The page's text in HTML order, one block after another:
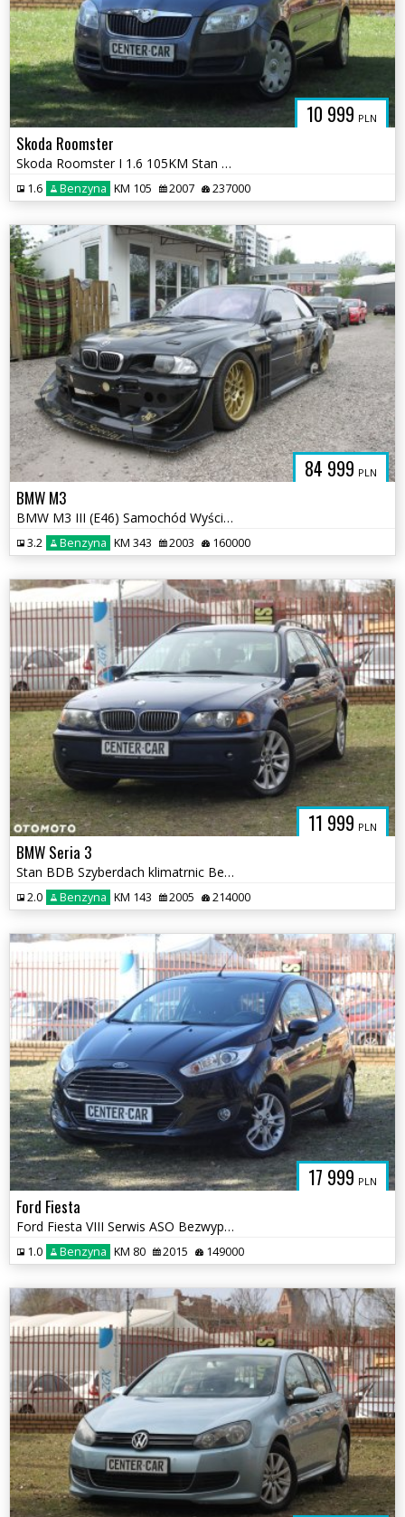
10 999 PLN
Skoda Roomster
Skoda Roomster I 1.6 105KM Stan BDB Grzane Fotele Udokumentowany Stan
1.6 Benzyna KM 105 2007 237000
84 999 PLN
BMW M3
BMW M3 III (E46) Samochód Wyścigowy
3.2 Benzyna KM 343 2003 160000
11 999 PLN
BMW Seria 3
Stan BDB Szyberdach klimatrnic Bezwypadek Ks.serwisowana
2.0 Benzyna KM 143 2005 214000
17 999 PLN
Ford Fiesta
Ford Fiesta VIII Serwis ASO Bezwypadkowy NIE EcoBoost
1.0 Benzyna KM 80 2015 149000